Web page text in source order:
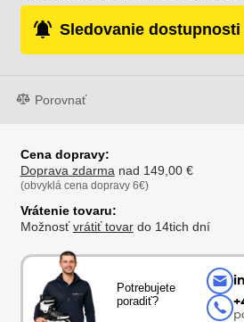
Sledovanie dostupnosti
Porovnať
Cena dopravy:
Doprava zdarma nad 149,00 €
(obvyklá cena dopravy 6€)
Vrátenie tovaru:
Možnosťvrátiť tovardo 14tich dní
Potrebujete
poradiť?